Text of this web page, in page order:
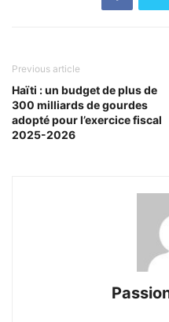
Previous article
Haïti : un budget de plus de
300 milliards de gourdes
adopté pour l’exercice fiscal
2025-2026